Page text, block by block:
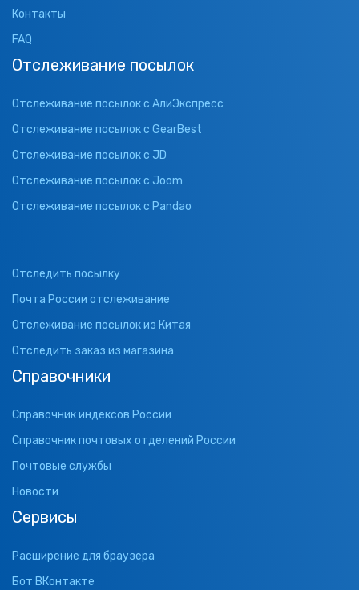
Контакты
FAQ
Отслеживание посылок
Отслеживание посылок с АлиЭкспресс
Отслеживание посылок с GearBest
Отслеживание посылок с JD
Отслеживание посылок с Joom
Отслеживание посылок с Pandao
Отследить посылку
Почта России отслеживание
Отслеживание посылок из Китая
Отследить заказ из магазина
Справочники
Справочник индексов России
Справочник почтовых отделений России
Почтовые службы
Новости
Сервисы
Расширение для браузера
Бот ВКонтакте